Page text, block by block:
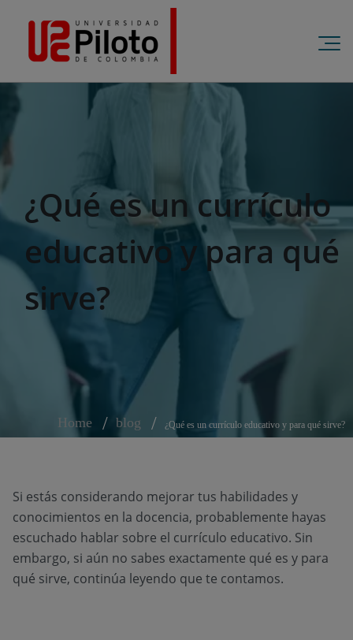
¿Qué es un currículo
educativo y para qué
sirve?
Home blog ¿Qué es un currículo educativo y para qué sirve?
Si estás considerando mejorar tus habilidades y
conocimientos en la docencia, probablemente hayas
escuchado hablar sobre el currículo educativo. Sin
embargo, si aún no sabes exactamente qué es y para
qué sirve, continúa leyendo que te contamos.